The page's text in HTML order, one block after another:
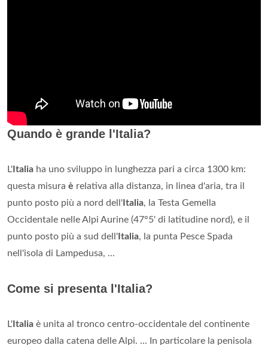
Quando è grande l'Italia?
L' Italia ha uno sviluppo in lunghezza pari a circa 1300 km:
questa misura è relativa alla distanza, in linea d'aria, tra il
punto posto più a nord dell' Italia, la Testa Gemella
Occidentale nelle Alpi Aurine (47°5' di latitudine nord), e il
punto posto più a sud dell' Italia, la punta Pesce Spada
nell'isola di Lampedusa, ...
Come si presenta l'Italia?
L' Italia è unita al tronco centro-occidentale del continente
europeo dalla catena delle Alpi. ... In particolare la penisola